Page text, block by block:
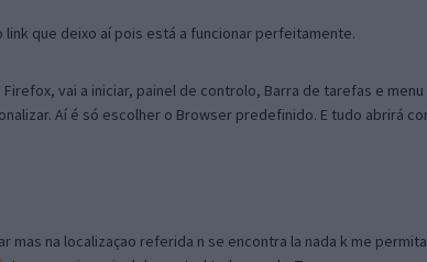
que deixo aí pois está a funcionar perfeitamente.
vai a iniciar, painel de controlo, Barra de tarefas e menu
Aí é só escolher o Browser predefinido. E tudo abrirá
mas na localizaçao referida n se encontra la nada k me